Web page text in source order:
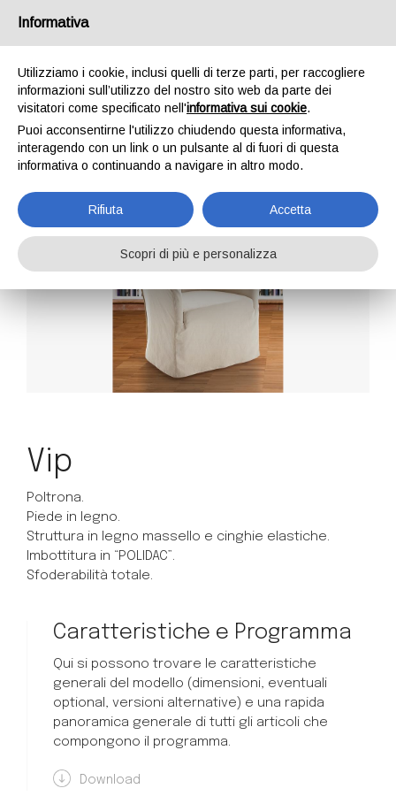
Vip
Home Poltrone Vip
Vip
Poltrona.
Piede in legno.
Struttura in legno massello e cinghie elastiche.
Imbottitura in “POLIDAC”.
Sfoderabilità totale.
Caratteristiche e Programma
Qui si possono trovare le caratteristiche
generali del modello (dimensioni, eventuali
optional, versioni alternative) e una rapida
panoramica generale di tutti gli articoli che
compongono il programma.
Download
Informativa
Utilizziamo i cookie, inclusi quelli di terze parti, per raccogliere
informazioni sull’utilizzo del nostro sito web da parte dei
visitatori come specificato nell'informativa sui cookie.
Puoi acconsentirne l'utilizzo chiudendo questa informativa,
interagendo con un link o un pulsante al di fuori di questa
informativa o continuando a navigare in altro modo.
Rifiuta Accetta
Scopri di più e personalizza